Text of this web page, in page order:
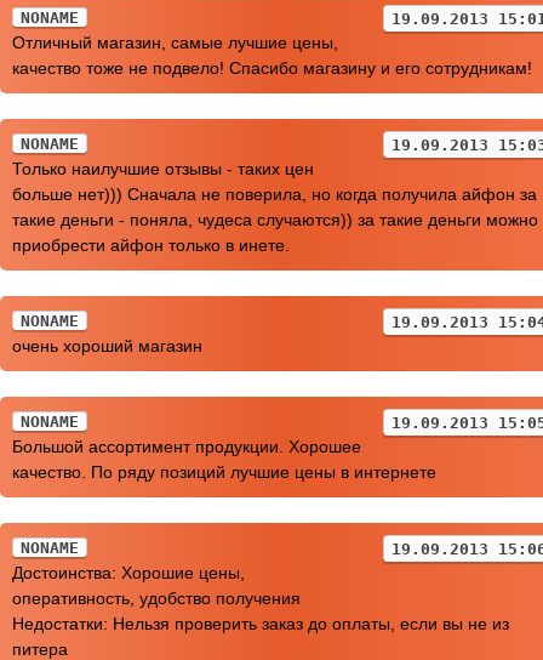
NONAME 19.09.2013
Отличный магазин, самые лучшие цены,
качество тоже не подвело! Спасибо магазину и его сотрудникам!
NONAME 19.09.2013
Только наилучшие отзывы - таких цен
больше нет))) Сначала не поверила, но когда получила айфон за
такие деньги - поняла, чудеса случаются)) за такие деньги можно
приобрести айфон только в инете.
NONAME 19.09.2013
очень хороший магазин
NONAME 19.09.2013
Большой ассортимент продукции. Хорошее
качество. По ряду позиций лучшие цены в интернете
NONAME 19.09.2013
Достоинства: Хорошие цены,
оперативность, удобство получения
Недостатки: Нельзя проверить заказ до оплаты, если вы не из
питера